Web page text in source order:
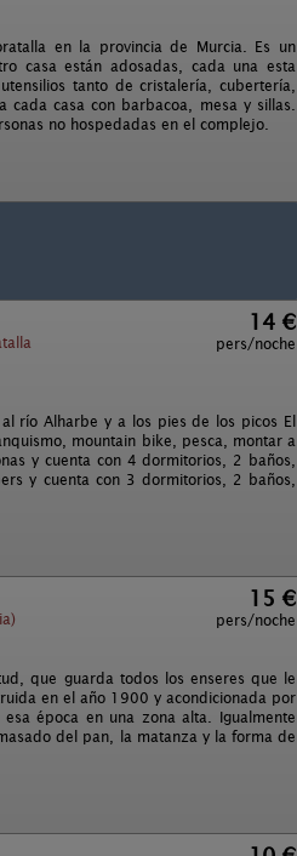
en la provincia de Murcia. Es un
casa están adosadas, cada una esta
tanto de cristalería, cubertería,
casa con barbacoa, mesa y sillas.
no hospedadas en el complejo.
14 €
pers/noche
río Alharbe y a los pies de los picos El
mountain bike, pesca, montar a
y cuenta con 4 dormitorios, 2 baños,
y cuenta con 3 dormitorios, 2 baños,
15 €
pers/noche
que guarda todos los enseres que le
en el año 1900 y acondicionada por
época en una zona alta. Igualmente
del pan, la matanza y la forma de